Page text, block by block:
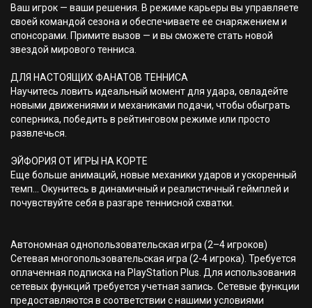
Ваш игрок — ваши решения. В режиме карьеры вы управляете
своей командой сезона и обеспечиваете ее снаряжением и
спонсорами. Примите вызов — и вы сможете стать новой
звездой мирового тенниса.
ДЛЯ НАСТОЯЩИХ ФАНАТОВ ТЕННИСА
Научитесь ловить идеальный момент для удара, овладейте
новыми движениями и механиками подачи, чтобы обыграть
соперника, победить в рейтинговом режиме или просто
развлечься.
ЭЙФОРИЯ ОТ ИГРЫ НА КОРТЕ
Еще больше анимаций, новые механики ударов и ускоренный
темп... Окунитесь в динамичный и реалистичный геймплей и
почувствуйте себя в разгаре теннисной схватки.
Автономная однопользовательская игра (2–4 игроков)
Сетевая многопользовательская игра (2-4 игрока). Требуется
оплаченная подписка на PlayStation Plus. Для использования
сетевых функций требуется учетная запись. Сетевые функции
предоставляются в соответствии с нашими условиями